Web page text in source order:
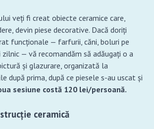
veți fi creat obiecte ceramice care,
devin piese decorative. Dacă doriți
funcționale — farfurii, căni, boluri pe
— vă recomandăm să adăugați o a
și glazurare, organizată la
după prima, după ce piesele s-au uscat și
sesiune costă 120 lei/persoană.
ceramică